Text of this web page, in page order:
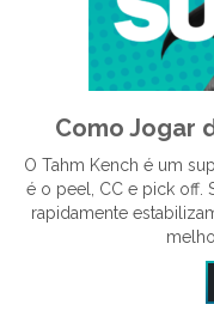
Como Jogar
O Tahm Kench é um
é o peel, CC e pick off.
rapidamente